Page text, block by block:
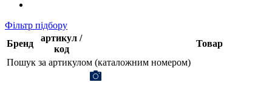
Фільтр підбору
Бренд
артикул /
код
Товар
Пошук за артикулом (каталожним номером)